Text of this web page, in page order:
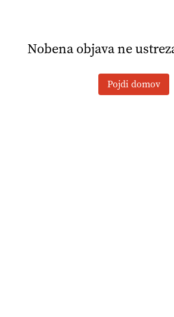
Nobena objava ne
Pojdi domov